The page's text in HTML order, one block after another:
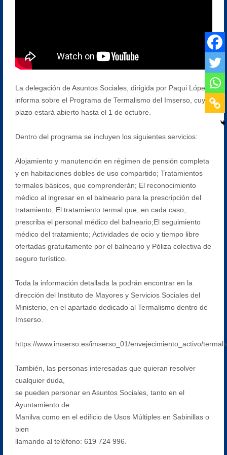
La delegación de Asuntos Sociales, dirigida por Paqui López,
informa sobre el Programa de Termalismo del Imserso, cuyo
plazo estará abierto hasta el 1 de octubre.
Dentro del programa se incluyen los siguientes servicios:
Alojamiento y manutención en régimen de pensión completa
y en habitaciones dobles de uso compartido; Tratamientos
termales básicos, que comprenderán; El reconocimiento
médico al ingresar en el balneario para la prescripción del
tratamiento; El tratamiento termal que, en cada caso,
prescriba el personal médico del balneario;El seguimiento
médico del tratamiento; Actividades de ocio y tiempo libre
ofertadas gratuitamente por el balneario y Póliza colectiva de
seguro turístico.
Toda la información detallada la podrán encontrar en la
dirección del Instituto de Mayores y Servicios Sociales del
Ministerio, en el apartado dedicado al Termalismo dentro de
Imserso.
https://www.imserso.es/imserso_01/envejecimiento_activo/
También, las personas interesadas que quieran resolver
cualquier duda,
se pueden personar en Asuntos Sociales, tanto en el
Ayuntamiento de
Manilva como en el edificio de Usos Múltiples en Sabinillas o
bien
llamando al teléfono: 619 724 996.